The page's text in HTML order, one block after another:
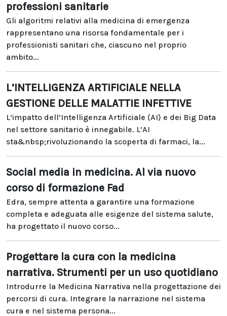
professioni sanitarie
Gli algoritmi relativi alla medicina di emergenza
rappresentano una risorsa fondamentale per i
professionisti sanitari che, ciascuno nel proprio
ambito...
L’INTELLIGENZA ARTIFICIALE NELLA
GESTIONE DELLE MALATTIE INFETTIVE
L’impatto dell’Intelligenza Artificiale (AI) e dei Big Data
nel settore sanitario è innegabile. L’AI
sta&nbsp;rivoluzionando la scoperta di farmaci, la...
Social media in medicina. Al via nuovo
corso di formazione Fad
Edra, sempre attenta a garantire una formazione
completa e adeguata alle esigenze del sistema salute,
ha progettato il nuovo corso...
Progettare la cura con la medicina
narrativa. Strumenti per un uso quotidiano
Introdurre la Medicina Narrativa nella progettazione dei
percorsi di cura. Integrare la narrazione nel sistema
cura e nel sistema persona...